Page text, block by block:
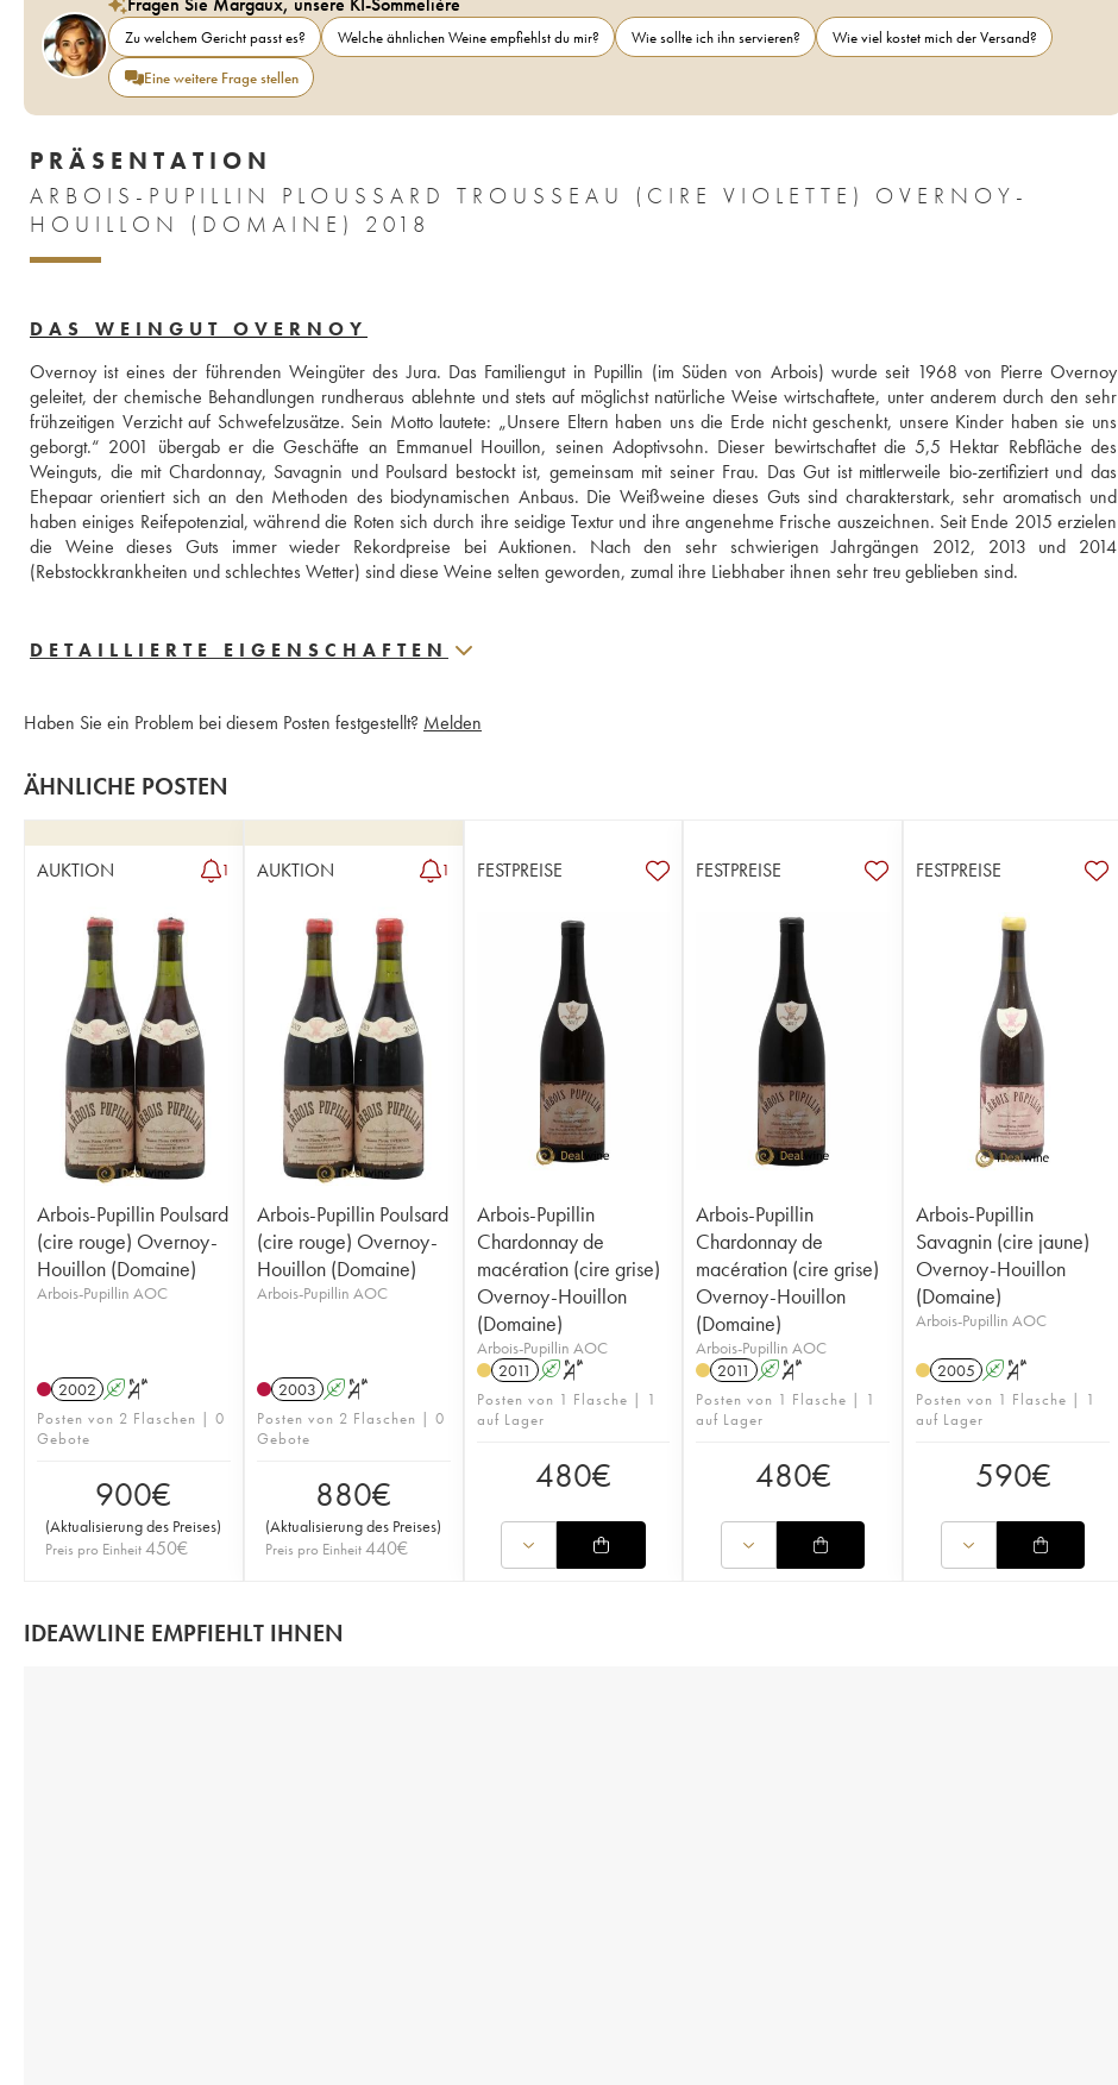
Zu welchem Gericht passt es? Welche ähnlichen Weine empfiehlst du mir? Wie sollte ich ihn servieren?
Wie viel kostet mich der Versand?
Eine weitere Frage stellen
PRÄSENTATION
ARBOIS-PUPILLIN PLOUSSARD TROUSSEAU (CIRE VIOLETTE) OVERNOY-
HOUILLON (DOMAINE) 2018
DAS WEINGUT OVERNOY
Overnoy ist eines der führenden Weingüter des Jura. Das Familiengut in Pupillin (im Süden von Arbois) wurde seit 1968 von Pierre Overnoy
geleitet, der chemische Behandlungen rundheraus ablehnte und stets auf möglichst natürliche Weise wirtschaftete, unter anderem durch den sehr
frühzeitigen Verzicht auf Schwefelzusätze. Sein Motto lautete: „Unsere Eltern haben uns die Erde nicht geschenkt, unsere Kinder haben sie uns
geborgt.“ 2001 übergab er die Geschäfte an Emmanuel Houillon, seinen Adoptivsohn. Dieser bewirtschaftet die 5,5 Hektar Rebfläche des
Weinguts, die mit Chardonnay, Savagnin und Poulsard bestockt ist, gemeinsam mit seiner Frau. Das Gut ist mittlerweile bio-zertifiziert und das
Ehepaar orientiert sich an den Methoden des biodynamischen Anbaus. Die Weißweine dieses Guts sind charakterstark, sehr aromatisch und
haben einiges Reifepotenzial, während die Roten sich durch ihre seidige Textur und ihre angenehme Frische auszeichnen. Seit Ende 2015 erzielen
die Weine dieses Guts immer wieder Rekordpreise bei Auktionen. Nach den sehr schwierigen Jahrgängen 2012, 2013 und 2014
(Rebstockkrankheiten und schlechtes Wetter) sind diese Weine selten geworden, zumal ihre Liebhaber ihnen sehr treu geblieben sind.
DETAILLIERTE EIGENSCHAFTEN
Haben Sie ein Problem bei diesem Posten festgestellt? Melden
ÄHNLICHE POSTEN
AUKTION 1
Arbois-Pupillin Poulsard
(cire rouge) Overnoy-
Houillon (Domaine)
Arbois-Pupillin AOC
2002 A S
Posten von 2 Flaschen | 0
Gebote
900€
(Aktualisierung des Preises)
Preis pro Einheit450€
AUKTION 1
Arbois-Pupillin Poulsard
(cire rouge) Overnoy-
Houillon (Domaine)
Arbois-Pupillin AOC
2003 A S
Posten von 2 Flaschen | 0
Gebote
880€
(Aktualisierung des Preises)
Preis pro Einheit440€
FESTPREISE
Arbois-Pupillin
Chardonnay de
macération (cire grise)
Overnoy-Houillon
(Domaine)
Arbois-Pupillin AOC
2011 A S
Posten von 1 Flasche | 1
auf Lager
480€
FESTPREISE
Arbois-Pupillin
Chardonnay de
macération (cire grise)
Overnoy-Houillon
(Domaine)
Arbois-Pupillin AOC
2011
A S
Posten von 1 Flasche | 1
auf Lager
480€
FESTPREISE
Arbois-Pupillin
Savagnin (cire jaune)
Overnoy-Houillon
(Domaine)
Arbois-Pupillin AOC
2005 A S
Posten von 1 Flasche | 1
auf Lager
590€
IDEAWLINE EMPFIEHLT IHNEN